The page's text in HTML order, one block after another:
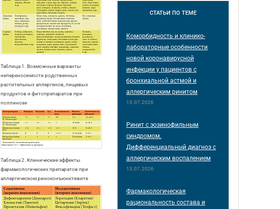
Таблица 1. Возможные варианты
непереносимости родственных
растительных аллергенов, пищевых
продуктов и фитопрепаратов при
поллинозе
Таблица 2. Клинические эффекты
фармакологических препаратов при
аллергическом риноконъюнктивите
СТАТЬИ ПО ТЕМЕ
Коморбидность и клинико-
лабораторные особенности
новой коронавирусной
инфекции у пациентов с
бронхиальной астмой и
аллергическим ринитом
13.07.2026
Ринит с эозинофильным
синдромом.
Дифференциальный диагноз с
аллергическим воспалением
13.07.2026
Фармакологическая
рациональность состава и